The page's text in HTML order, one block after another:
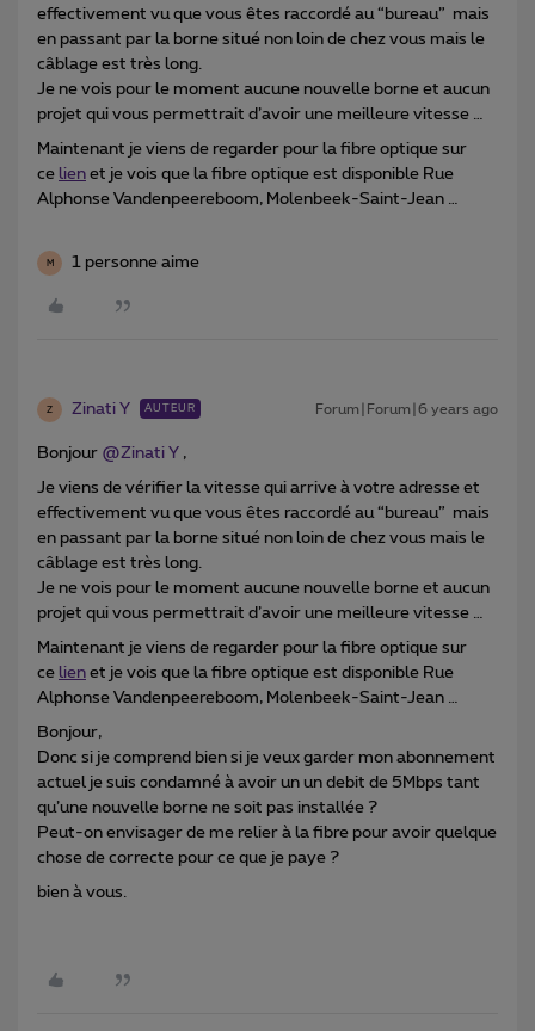
effectivement vu que vous êtes raccordé au “bureau” mais
en passant par la borne situé non loin de chez vous mais le
câblage est très long.
Je ne vois pour le moment aucune nouvelle borne et aucun
projet qui vous permettrait d’avoir une meilleure vitesse …
Maintenant je viens de regarder pour la fibre optique sur
ce lien et je vois que la fibre optique est disponible Rue
Alphonse Vandenpeereboom, Molenbeek-Saint-Jean …
M 1 personne aime
Z Zinati Y AUTEUR Forum|Forum|6 years ago
Bonjour @Zinati Y ,
Je viens de vérifier la vitesse qui arrive à votre adresse et
effectivement vu que vous êtes raccordé au “bureau” mais
en passant par la borne situé non loin de chez vous mais le
câblage est très long.
Je ne vois pour le moment aucune nouvelle borne et aucun
projet qui vous permettrait d’avoir une meilleure vitesse …
Maintenant je viens de regarder pour la fibre optique sur
ce lien et je vois que la fibre optique est disponible Rue
Alphonse Vandenpeereboom, Molenbeek-Saint-Jean …
Bonjour,
Donc si je comprend bien si je veux garder mon abonnement
actuel je suis condamné à avoir un un debit de 5Mbps tant
qu’une nouvelle borne ne soit pas installée ?
Peut-on envisager de me relier à la fibre pour avoir quelque
chose de correcte pour ce que je paye ?
bien à vous.